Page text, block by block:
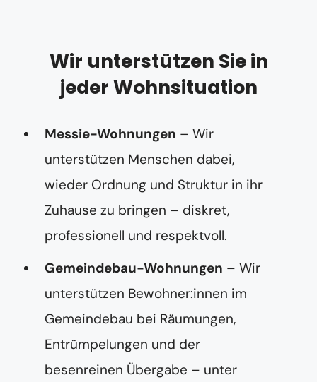
Wir unterstützen Sie in
jeder Wohnsituation
Messie-Wohnungen – Wir
unterstützen Menschen dabei,
wieder Ordnung und Struktur in ihr
Zuhause zu bringen – diskret,
professionell und respektvoll.
Gemeindebau-Wohnungen – Wir
unterstützen Bewohner:innen im
Gemeindebau bei Räumungen,
Entrümpelungen und der
besenreinen Übergabe – unter